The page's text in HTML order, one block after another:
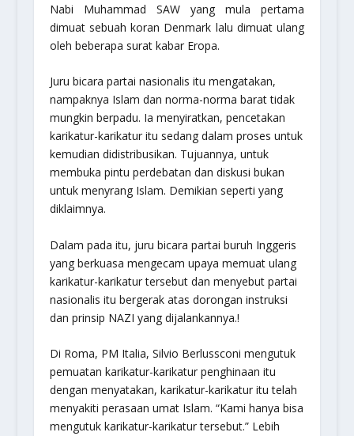
Nabi Muhammad SAW yang mula pertama
dimuat sebuah koran Denmark lalu dimuat ulang
oleh beberapa surat kabar Eropa.
Juru bicara partai nasionalis itu mengatakan,
nampaknya Islam dan norma-norma barat tidak
mungkin berpadu. Ia menyiratkan, pencetakan
karikatur-karikatur itu sedang dalam proses untuk
kemudian didistribusikan. Tujuannya, untuk
membuka pintu perdebatan dan diskusi bukan
untuk menyrang Islam. Demikian seperti yang
diklaimnya.
Dalam pada itu, juru bicara partai buruh Inggeris
yang berkuasa mengecam upaya memuat ulang
karikatur-karikatur tersebut dan menyebut partai
nasionalis itu bergerak atas dorongan instruksi
dan prinsip NAZI yang dijalankannya.!
Di Roma, PM Italia, Silvio Berlussconi mengutuk
pemuatan karikatur-karikatur penghinaan itu
dengan menyatakan, karikatur-karikatur itu telah
menyakiti perasaan umat Islam. “Kami hanya bisa
mengutuk karikatur-karikatur tersebut.” Lebih